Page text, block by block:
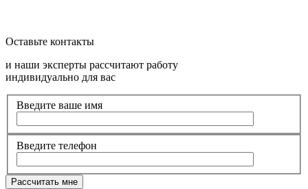
Оставьте контакты
и наши эксперты рассчитают работу
индивидуально для вас
Введите ваше имя
Введите телефон